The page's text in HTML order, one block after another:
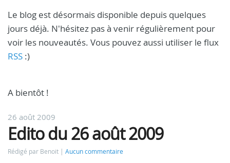
Le blog est désormais disponible depuis quelques
jours déjà. N'hésitez pas à venir régulièrement pour
voir les nouveautés. Vous pouvez aussi utiliser le flux
RSS :)
A bientôt !
26 août 2009
Edito du 26 août 2009
Rédigé par Benoit
Aucun commentaire